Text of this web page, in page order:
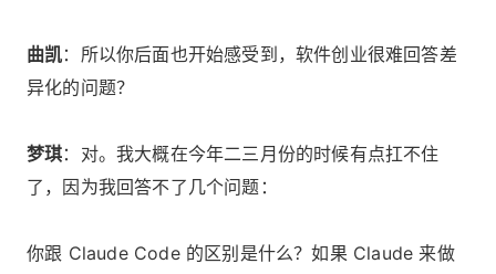
曲凯：所以你后面也开始感受到，软件创业很难回答差
异化的问题？
梦琪：对。我大概在今年二三月份的时候有点扛不住
了，因为我回答不了几个问题：
你跟 Claude Code 的区别是什么？如果 Claude 来做